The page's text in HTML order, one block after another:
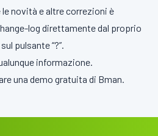
le novità e altre correzioni è
log direttamente dal proprio
pulsante “?”.
informazione.
una demo gratuita di Bman.